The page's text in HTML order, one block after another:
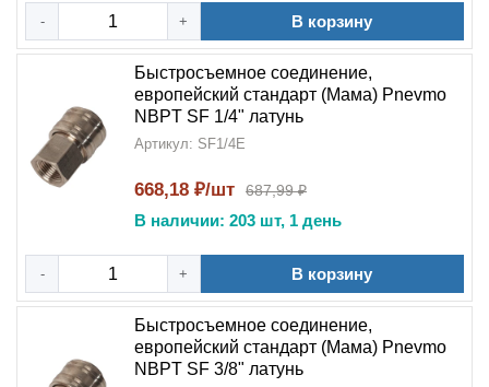
- + В корзину
Быстросъемное соединение,
европейский стандарт (Мама) Pnevmo
NBPT SF 1/4" латунь
Артикул: SF1/4E
668,18 ₽/шт 687,99 ₽
В наличии: 203 шт, 1 день
- + В корзину
Быстросъемное соединение,
европейский стандарт (Мама) Pnevmo
NBPT SF 3/8" латунь